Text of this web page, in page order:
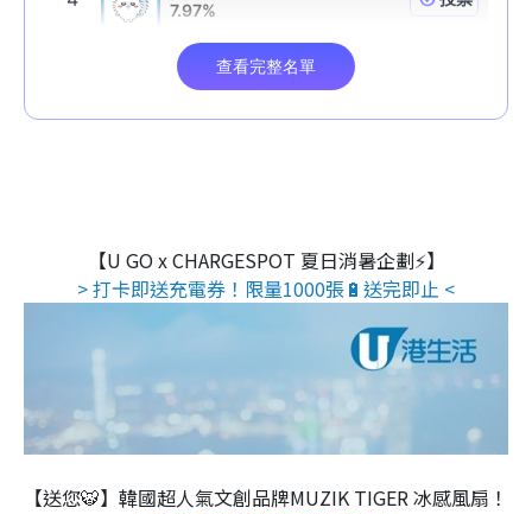
【U GO x CHARGESPOT 夏日消暑企劃⚡】
> 打卡即送充電券！限量1000張🔋送完即止 <
【送您🐯】韓國超人氣文創品牌MUZIK TIGER 冰感風扇！